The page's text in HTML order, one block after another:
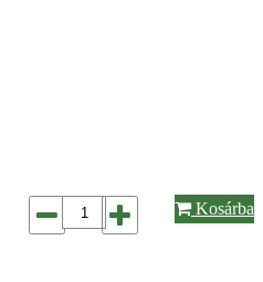
Kosárba